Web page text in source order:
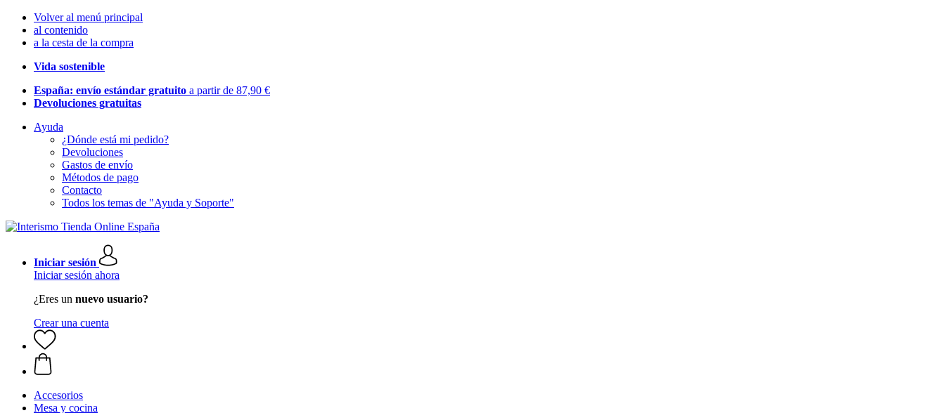
Volver al menú principal
al contenido
a la cesta de la compra
Vida sostenible
España: envío estándar gratuito a partir de 87,90 €
Devoluciones gratuitas
Ayuda
¿Dónde está mi pedido?
Devoluciones
Gastos de envío
Métodos de pago
Contacto
Todos los temas de "Ayuda y Soporte"
Iniciar sesión
Iniciar sesión ahora
¿Eres un nuevo usuario?
Crear una cuenta
Accesorios
Mesa y cocina